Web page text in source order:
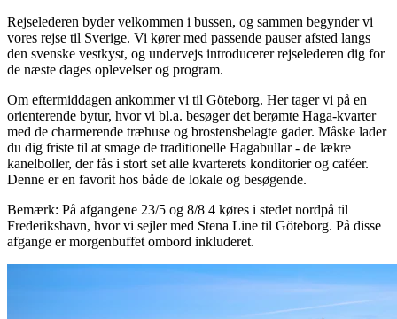
Rejselederen byder velkommen i bussen, og sammen begynder vi
vores rejse til Sverige. Vi kører med passende pauser afsted langs
den svenske vestkyst, og undervejs introducerer rejselederen dig for
de næste dages oplevelser og program.
Om eftermiddagen ankommer vi til Göteborg. Her tager vi på en
orienterende bytur, hvor vi bl.a. besøger det berømte Haga-kvarter
med de charmerende træhuse og brostensbelagte gader. Måske lader
du dig friste til at smage de traditionelle Hagabullar - de lækre
kanelboller, der fås i stort set alle kvarterets konditorier og caféer.
Denne er en favorit hos både de lokale og besøgende.
Bemærk: På afgangene 23/5 og 8/8 4 køres i stedet nordpå til
Frederikshavn, hvor vi sejler med Stena Line til Göteborg. På disse
afgange er morgenbuffet ombord inkluderet.